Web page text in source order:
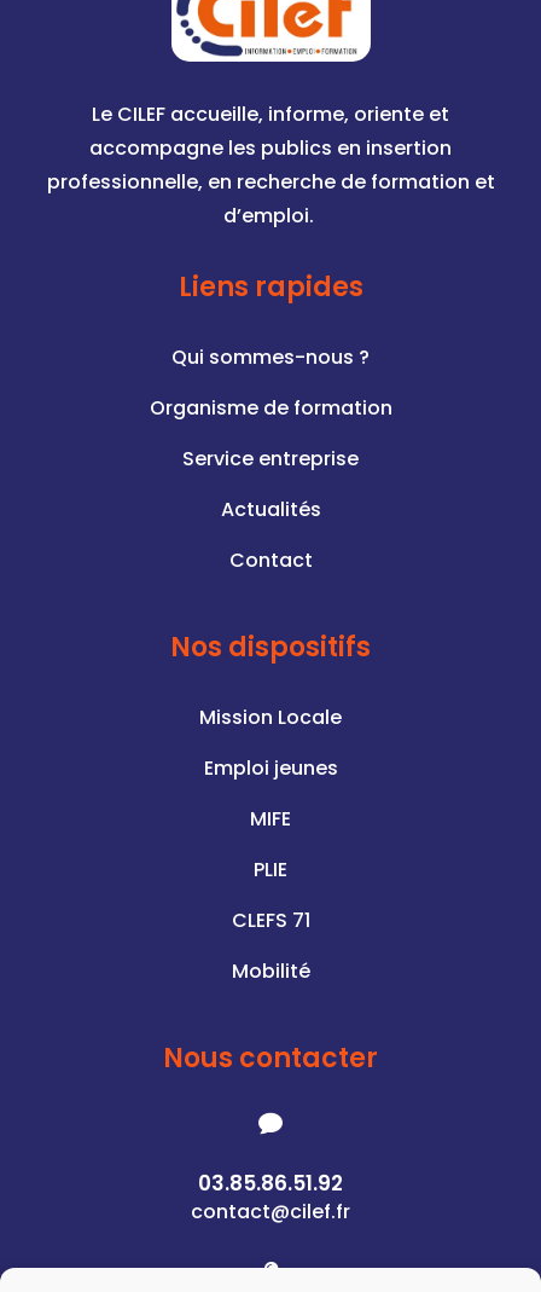
Le CILEF accueille, informe, oriente et
accompagne les publics en insertion
professionnelle, en recherche de formation et
d’emploi.
Liens rapides
Qui sommes-nous ?
Organisme de formation
Service entreprise
Actualités
Contact
Nos dispositifs
Mission Locale
Emploi jeunes
MIFE
PLIE
CLEFS 71
Mobilité
Nous contacter

03.85.86.51.92
contact@cilef.fr
